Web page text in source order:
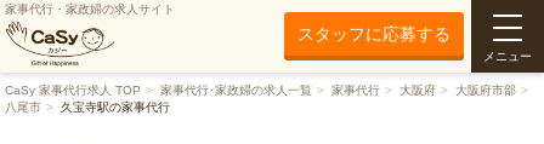
家事代行・家政婦の求人サイト
スタッフに応募する
メニュー
CaSy 家事代行求人 TOP 家事代行･家政婦の求人一覧 家事代行 大阪府
大阪府市部
八尾市
久宝寺駅の家事代行